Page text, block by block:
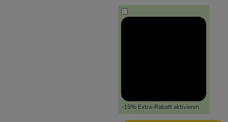
-15% Extra-Rabatt aktivieren